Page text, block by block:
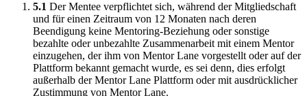
5.1 Der Mentee verpflichtet sich, während der Mitgliedschaft
und für einen Zeitraum von 12 Monaten nach deren
Beendigung keine Mentoring-Beziehung oder sonstige
bezahlte oder unbezahlte Zusammenarbeit mit einem Mentor
einzugehen, der ihm von Mentor Lane vorgestellt oder auf der
Plattform bekannt gemacht wurde, es sei denn, dies erfolgt
außerhalb der Mentor Lane Plattform oder mit ausdrücklicher
Zustimmung von Mentor Lane.